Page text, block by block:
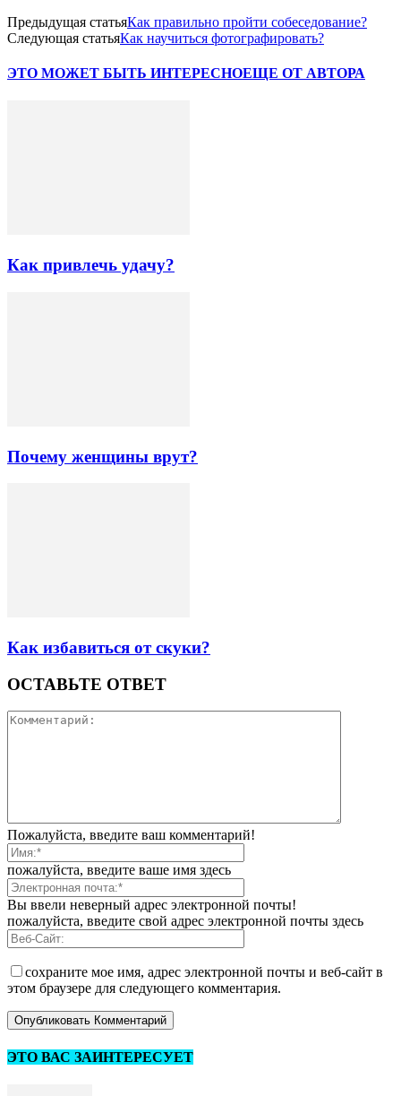
Предыдущая статьяКак правильно пройти собеседование?
Следующая статьяКак научиться фотографировать?
ЭТО МОЖЕТ БЫТЬ ИНТЕРЕСНОЕЩЕ ОТ АВТОРА
Как привлечь удачу?
Почему женщины врут?
Как избавиться от скуки?
ОСТАВЬТЕ ОТВЕТ
Пожалуйста, введите ваш комментарий!
пожалуйста, введите ваше имя здесь
Вы ввели неверный адрес электронной почты!
пожалуйста, введите свой адрес электронной почты здесь
сохраните мое имя, адрес электронной почты и веб-сайт в
этом браузере для следующего комментария.
ЭТО ВАС ЗАИНТЕРЕСУЕТ